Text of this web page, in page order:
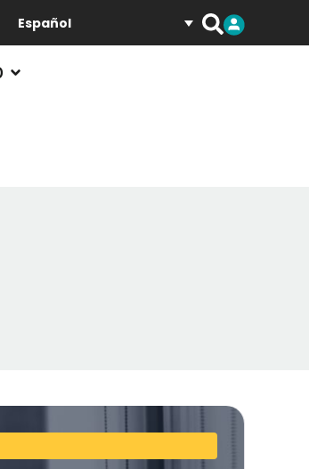
Español